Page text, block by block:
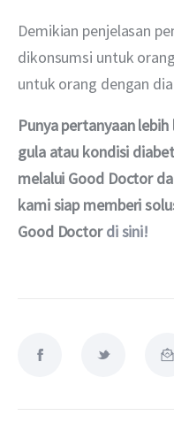
Demikian penjelasan
dikonsumsi untuk
untuk orang dengan
Punya pertanyaan
gula atau kondisi
melalui Good Doctor
kami siap memberi
Good Doctor di sini!